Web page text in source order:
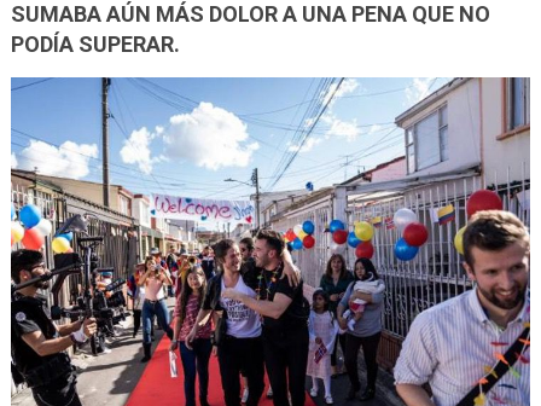
SUMABA AÚN MÁS DOLOR A UNA PENA QUE NO
PODÍA SUPERAR.